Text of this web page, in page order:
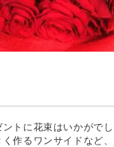
トに花束はいかがでし
作るワンサイドなど